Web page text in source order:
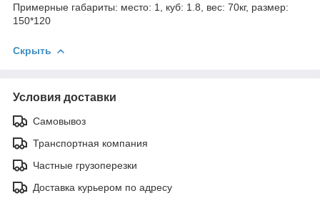
Примерные габариты: место: 1, куб: 1.8, вес: 70кг, размер:
150*120
Скрыть
Условия доставки
Самовывоз
Транспортная компания
Частные грузоперезки
Доставка курьером по адресу